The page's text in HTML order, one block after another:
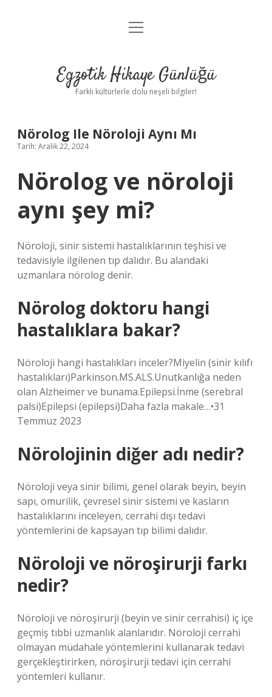
Anasayfa
Yasal Uyarı
menüyü
Egzotik Hikaye Günlüğü
Farklı kültürlerle dolu neşeli bilgiler!
Nörolog Ile Nöroloji Aynı Mı
Tarih: Aralık 22, 2024
Nörolog ve nöroloji
aynı şey mi?
Nöroloji, sinir sistemi hastalıklarının teşhisi ve
tedavisiyle ilgilenen tıp dalıdır. Bu alandaki
uzmanlara nörolog denir.
Nörolog doktoru hangi
hastalıklara bakar?
Nöroloji hangi hastalıkları inceler?Miyelin (sinir kılıfı
hastalıkları)Parkinson.MS.ALS.Unutkanlığa neden
olan Alzheimer ve bunama.Epilepsi.İnme (serebral
palsi)Epilepsi (epilepsi)Daha fazla makale…•31
Temmuz 2023
Nörolojinin diğer adı nedir?
Nöroloji veya sinir bilimi, genel olarak beyin, beyin
sapı, omurilik, çevresel sinir sistemi ve kasların
hastalıklarını inceleyen, cerrahi dışı tedavi
yöntemlerini de kapsayan tıp bilimi dalıdır.
Nöroloji ve nöroşirurji farkı
nedir?
Nöroloji ve nöroşirurji (beyin ve sinir cerrahisi) iç içe
geçmiş tıbbi uzmanlık alanlarıdır. Nöroloji cerrahi
olmayan müdahale yöntemlerini kullanarak tedavi
gerçekleştirirken, nöroşirurji tedavi için cerrahi
yöntemleri kullanır.